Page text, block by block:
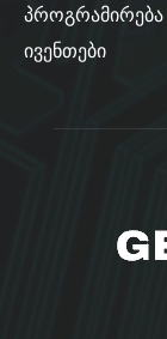
პროგრამირება
ივენთები